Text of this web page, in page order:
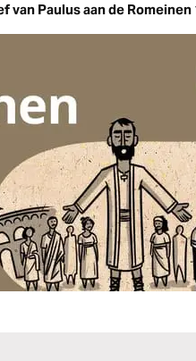
van Paulus aan de Romeinen